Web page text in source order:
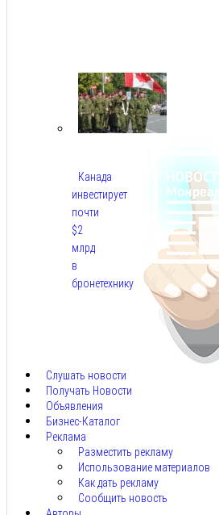
Канада
инвестирует
почти
$2
млрд
в
бронетехнику
Слушать новости
Получать Новости
Объявления
Бизнес-Каталог
Реклама
Разместить рекламу
Использование материалов
Как дать рекламу
Сообщить новость